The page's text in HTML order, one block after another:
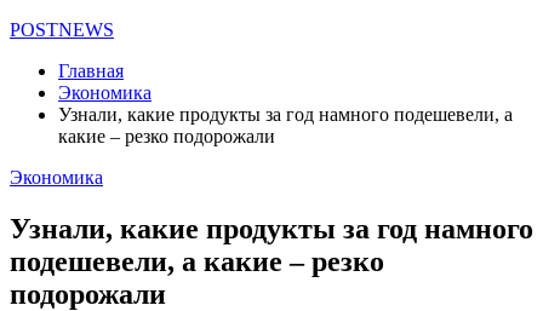
POSTNEWS
Главная
Экономика
Узнали, какие продукты за год намного подешевели, а
какие – резко подорожали
Экономика
Узнали, какие продукты за год намного
подешевели, а какие – резко
подорожали